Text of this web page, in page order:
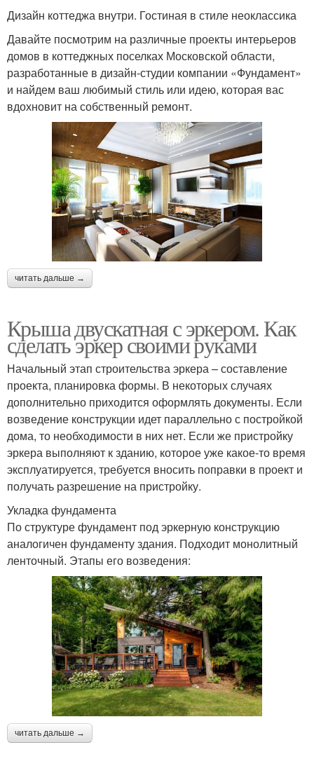
Дизайн коттеджа внутри. Гостиная в стиле неоклассика
Давайте посмотрим на различные проекты интерьеров
домов в коттеджных поселках Московской области,
разработанные в дизайн-студии компании «Фундамент»
и найдем ваш любимый стиль или идею, которая вас
вдохновит на собственный ремонт.
читать дальше →
Крыша двускатная с эркером. Как
сделать эркер своими руками
Начальный этап строительства эркера – составление
проекта, планировка формы. В некоторых случаях
дополнительно приходится оформлять документы. Если
возведение конструкции идет параллельно с постройкой
дома, то необходимости в них нет. Если же пристройку
эркера выполняют к зданию, которое уже какое-то время
эксплуатируется, требуется вносить поправки в проект и
получать разрешение на пристройку.
Укладка фундамента
По структуре фундамент под эркерную конструкцию
аналогичен фундаменту здания. Подходит монолитный
ленточный. Этапы его возведения:
читать дальше →